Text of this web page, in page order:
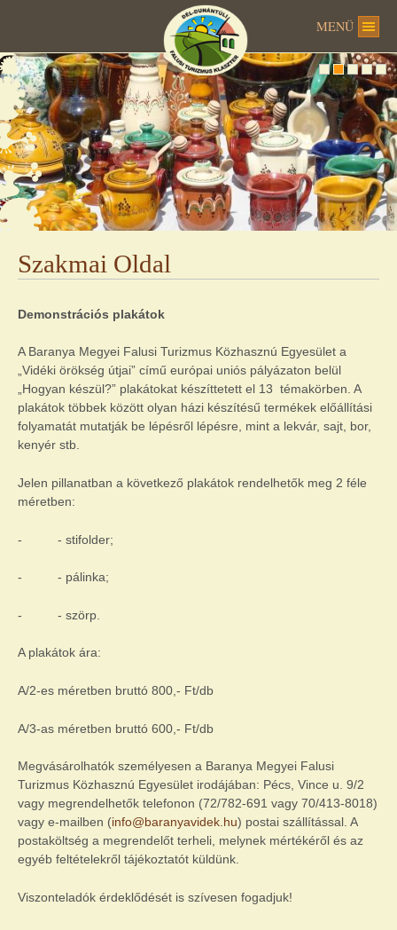
MENÜ
Szakmai Oldal
Demonstrációs plakátok
A Baranya Megyei Falusi Turizmus Közhasznú Egyesület a
„Vidéki örökség útjai” című európai uniós pályázaton belül
„Hogyan készül?” plakátokat készíttetett el 13 témakörben. A
plakátok többek között olyan házi készítésű termékek előállítási
folyamatát mutatják be lépésről lépésre, mint a lekvár, sajt, bor,
kenyér stb.
Jelen pillanatban a következő plakátok rendelhetők meg 2 féle
méretben:
- - stifolder;
- - pálinka;
- - szörp.
A plakátok ára:
A/2-es méretben bruttó 800,- Ft/db
A/3-as méretben bruttó 600,- Ft/db
Megvásárolhatók személyesen a Baranya Megyei Falusi
Turizmus Közhasznú Egyesület irodájában: Pécs, Vince u. 9/2
vagy megrendelhetők telefonon (72/782-691 vagy 70/413-8018)
vagy e-mailben (info@baranyavidek.hu) postai szállítással. A
postaköltség a megrendelőt terheli, melynek mértékéről és az
egyéb feltételekről tájékoztatót küldünk.
Viszonteladók érdeklődését is szívesen fogadjuk!